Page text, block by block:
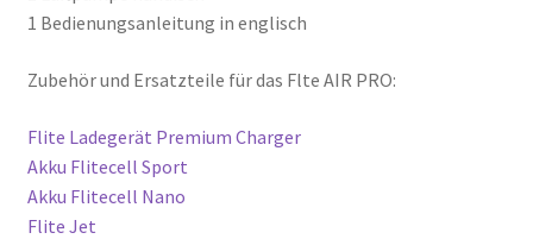
1 Bedienungsanleitung in englisch
Zubehör und Ersatzteile für das Flte AIR PRO:
Flite Ladegerät Premium Charger
Akku Flitecell Sport
Akku Flitecell Nano
Flite Jet